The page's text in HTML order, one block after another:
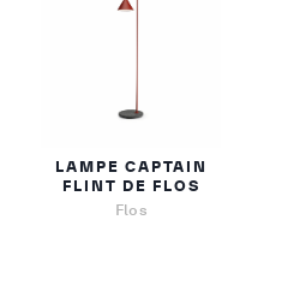
LAMPE CAPTAIN
FLINT DE FLOS
Flos